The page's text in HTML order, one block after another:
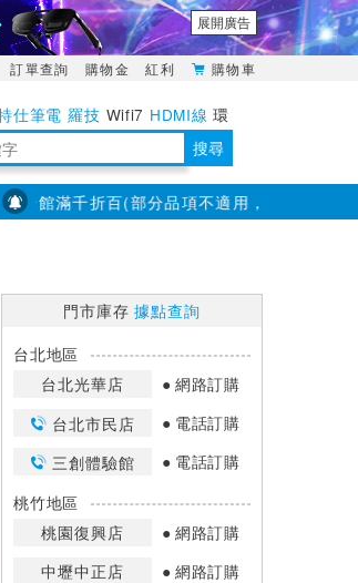
展開廣告
訂單查詢 購物金 紅利 購物車
仕筆電 羅技 Wifi7 HDMI線 環
搜尋
滿千折百(部分品項不適用，滿2千折200...)
門市庫存據點查詢
台北地區
台北光華店
網路訂購
台北市民店
電話訂購
三創體驗館
電話訂購
桃竹地區
桃園復興店
網路訂購
中壢中正店
網路訂購